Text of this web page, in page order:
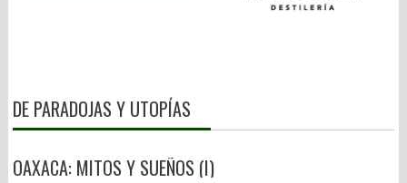
DE PARADOJAS Y UTOPÍAS
OAXACA: MITOS Y SUEÑOS (I)